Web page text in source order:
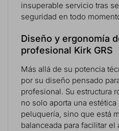
insuperable servicio tras
seguridad en todo
Diseño y ergonomía
profesional Kirk GRS
Más allá de su potencia
por su diseño pensado
profesional. Su estructura
no solo aporta una
peluquería, sino que está
balanceada para facilitar